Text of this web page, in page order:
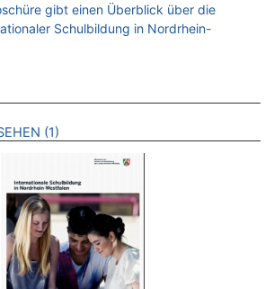
gibt einen Überblick über die
Schulbildung in Nordrhein-
ODER ZULETZT ANGESEHENE
1 BROSCHÜREN